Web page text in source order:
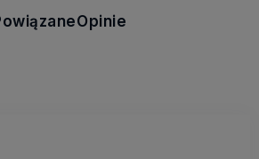
Opinie